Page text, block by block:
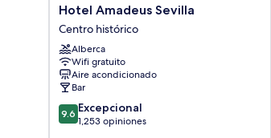
Hotel
Amadeus
Sevilla
Centro
histórico
Hotel Amadeus Sevilla
Centro histórico
Alberca
Wifi gratuito
Aire acondicionado
Bar
9.6
de
9.6 Excepcional
1,253 opiniones